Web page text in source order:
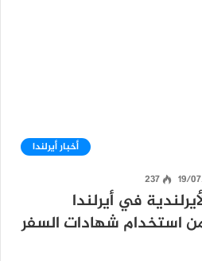
أخبار أيرلندا
19/
237
في أيرلندا
استخدام شهادات السفر